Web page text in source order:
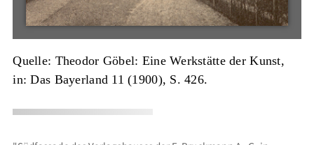
Quelle: Theodor Göbel: Eine Werkstätte der Kunst,
in: Das Bayerland 11 (1900), S. 426.